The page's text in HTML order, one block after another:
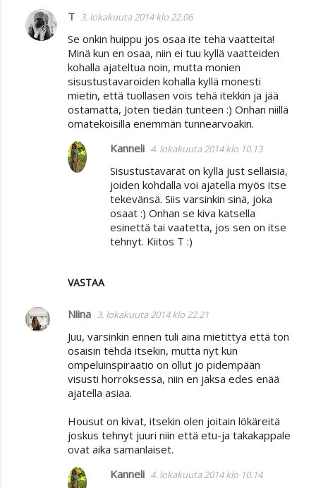
T 3. lokakuuta 2014 klo 22.06
Se onkin huippu jos osaa ite tehä vaatteita!
Minä kun en osaa, niin ei tuu kyllä vaatteiden
kohalla ajateltua noin, mutta monien
sisustustavaroiden kohalla kyllä monesti
mietin, että tuollasen vois tehä itekkin ja jää
ostamatta, Joten tiedän tunteen :) Onhan niillä
omatekoisilla enemmän tunnearvoakin.
VASTAA
Kanneli 4. lokakuuta 2014 klo 10.13
Sisustustavarat on kyllä just sellaisia,
joiden kohdalla voi ajatella myös itse
tekevänsä. Siis varsinkin sinä, joka
osaat :) Onhan se kiva katsella
esinettä tai vaatetta, jos sen on itse
tehnyt. Kiitos T :)
Niina 3. lokakuuta 2014 klo 22.21
Juu, varsinkin ennen tuli aina mietittyä että ton
osaisin tehdä itsekin, mutta nyt kun
ompeluinspiraatio on ollut jo pidempään
visusti horroksessa, niin en jaksa edes enää
ajatella asiaa.
Housut on kivat, itsekin olen joitain lökäreitä
joskus tehnyt juuri niin että etu-ja takakappale
ovat aika samanlaiset.
Kanneli 4. lokakuuta 2014 klo 10.14